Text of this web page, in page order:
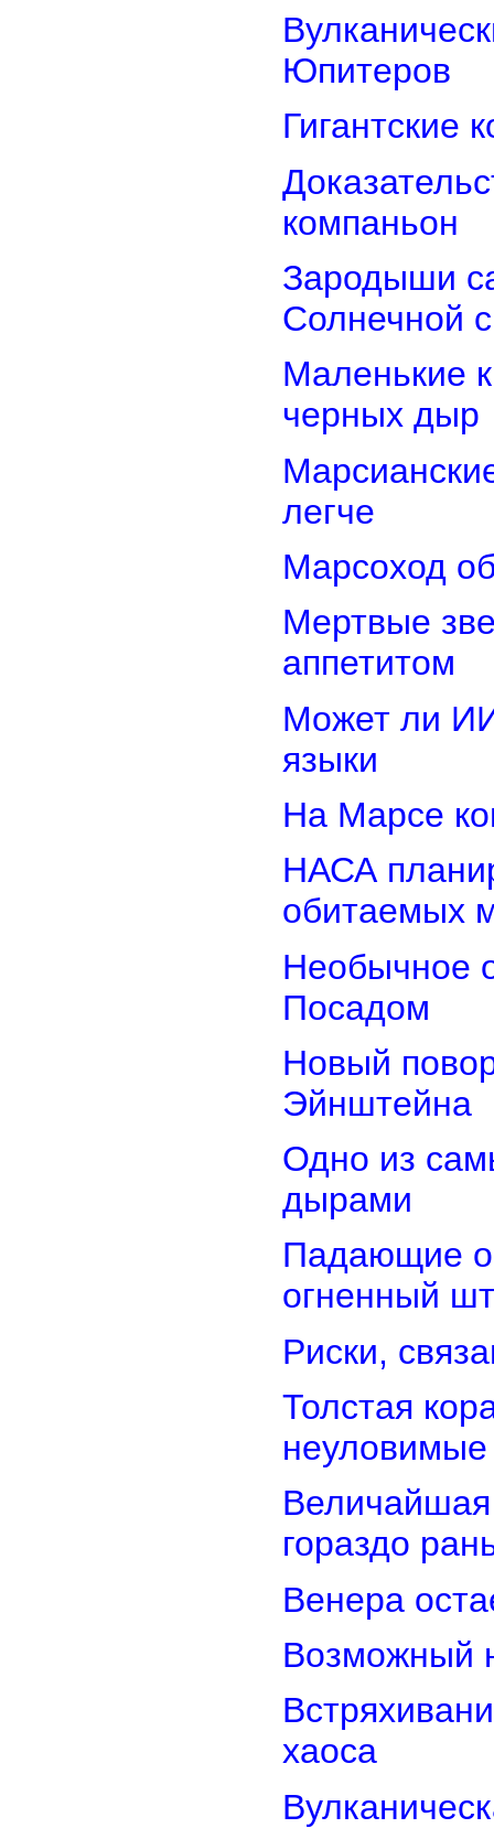
Юпитеров
Гигантские
компаньон
Зародыши
Солнечной
Маленькие
черных дыр
легче
Марсоход
Мертвые
аппетитом
Может ли
языки
На Марсе
НАСА
обитаемых
Необычное
Посадом
Новый
Эйнштейна
Одно из
дырами
Падающие
огненный
Риски,
Толстая
Величайшая
гораздо
Венера
Возможный
хаоса